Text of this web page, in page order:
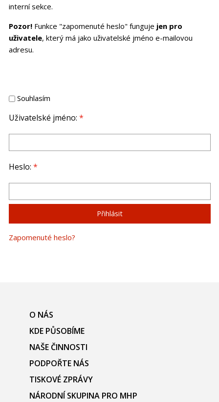
interní sekce.
Pozor!Funkce "zapomenuté heslo" funguje jen pro
uživatele, který má jako uživatelské jméno e-mailovou
adresu.
Souhlasím
Uživatelské jméno: *
Heslo: *
Zapomenuté heslo?
O NÁS
KDE PŮSOBÍME
NAŠE ČINNOSTI
PODPOŘTE NÁS
TISKOVÉ ZPRÁVY
NÁRODNÍ SKUPINA PRO MHP